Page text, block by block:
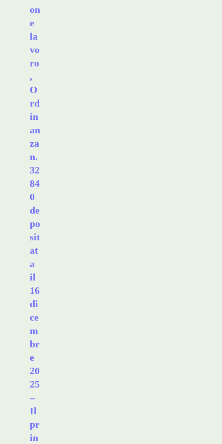
on
e
la
vo
ro
,
O
rd
in
an
za
n.
32
84
0
de
po
sit
at
a
il
16
di
ce
m
br
e
20
25
–
Il
pr
in